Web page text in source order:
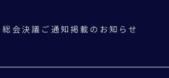
会決議ご通知掲載のお知らせ